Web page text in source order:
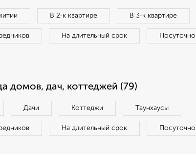
В 2‑к квартире В 3‑к квартире
На длительный срок Посуточно
домов, дач, коттеджей (79)
Дачи Коттеджи Таунхаусы
На длительный срок Посуточно